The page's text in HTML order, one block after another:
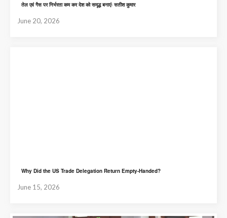
तेल एवं गैस पर निर्भरता कम कर देश को समृद्ध बनाएंः सतीश कुमार
June 20, 2026
Why Did the US Trade Delegation Return Empty-Handed?
June 15, 2026